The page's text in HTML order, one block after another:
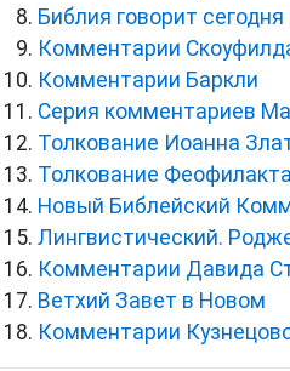
Библия говорит сегодня
Комментарии
Комментарии Баркли
Серия комментариев
Толкование Иоанна
Толкование
Новый Библейский
Лингвистический.
Комментарии Давида
Ветхий Завет в Новом
Комментарии